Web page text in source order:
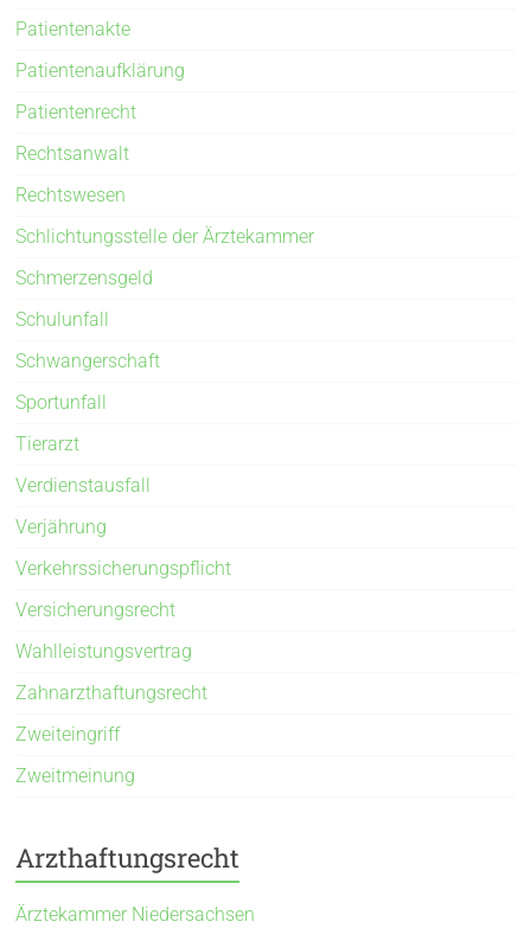
Patientenakte
Patientenaufklärung
Patientenrecht
Rechtsanwalt
Rechtswesen
Schlichtungsstelle der Ärztekammer
Schmerzensgeld
Schulunfall
Schwangerschaft
Sportunfall
Tierarzt
Verdienstausfall
Verjährung
Verkehrssicherungspflicht
Versicherungsrecht
Wahlleistungsvertrag
Zahnarzthaftungsrecht
Zweiteingriff
Zweitmeinung
Arzthaftungsrecht
Ärztekammer Niedersachsen